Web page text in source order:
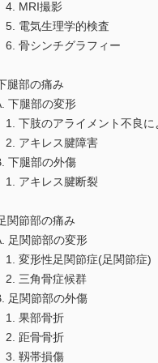
MRI撮影
電気生理学的検査
骨シンチグラフィー
腿部の痛み
下腿部の変形
下肢のアライメント不良に
アキレス腱障害
下腿部の外傷
アキレス腱断裂
関節部の痛み
足関節部の変形
変形性足関節症(足関節症)
三角骨症候群
足関節部の外傷
果部骨折
距骨骨折
靱帯損傷